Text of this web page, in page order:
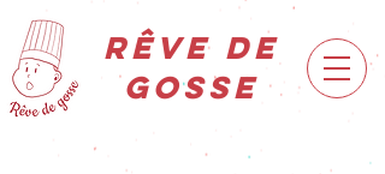
rÊve de
gosse